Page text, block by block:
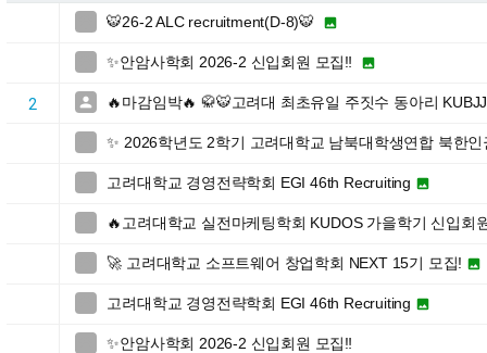
🐯26-2 ALC recruitment(D-8)🐯 
✨안암사학회 2026-2 신입회원 모집‼️ 
2  🔥마감임박🔥 🥋🐯고려대 최초유일 주짓수 동아리
✨ 2026학년도 2학기 고려대학교 남북대학생연합 북한
고려대학교 경영전략학회 EGI 46th Recruiting 
🔥고려대학교 실전마케팅학회 KUDOS 가을학기 신입회
🚀 고려대학교 소프트웨어 창업학회 NEXT 15기 모집! 
고려대학교 경영전략학회 EGI 46th Recruiting 
✨안암사학회 2026-2 신입회원 모집‼️